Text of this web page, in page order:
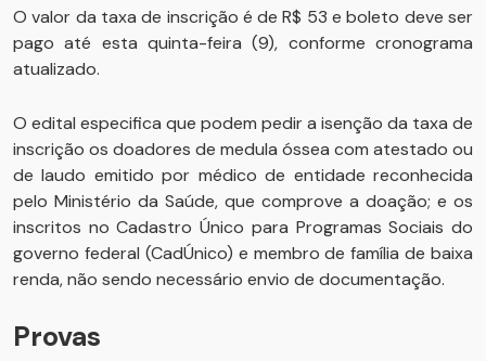
O valor da taxa de inscrição é de R$ 53 e boleto deve ser
pago até esta quinta-feira (9), conforme cronograma
atualizado.
O edital especifica que podem pedir a isenção da taxa de
inscrição os doadores de medula óssea com atestado ou
de laudo emitido por médico de entidade reconhecida
pelo Ministério da Saúde, que comprove a doação; e os
inscritos no Cadastro Único para Programas Sociais do
governo federal (CadÚnico) e membro de família de baixa
renda, não sendo necessário envio de documentação.
Provas